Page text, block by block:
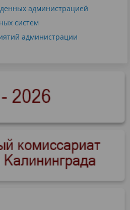
администрацией
систем
администрации